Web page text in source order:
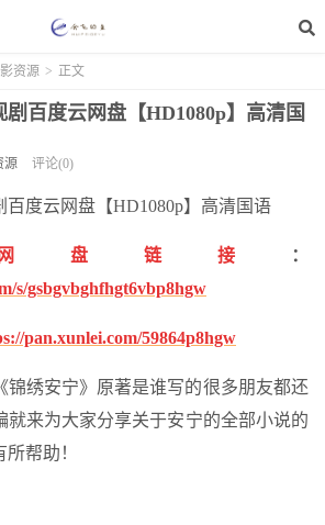
资源 > 正文
剧百度云网盘【HD1080p】高清国
源 评论(0)
百度云网盘【HD1080p】高清国语
盘链接
：
s/gsbgvbghfhgt6vbp8hgw
pan.xunlei.com/59864p8hgw
锦绣安宁》原著是谁写的很多朋友都还
就来为大家分享关于安宁的全部小说的
帮助！